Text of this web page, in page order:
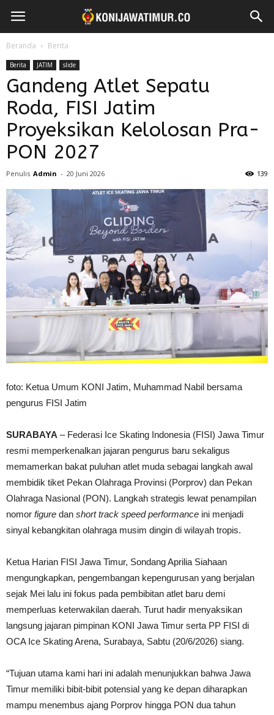
Beranda Berita
Berita JATIM slide
Gandeng Atlet Sepatu
Roda, FISI Jatim
Proyeksikan Kelolosan Pra-
PON 2027
Penulis Admin - 20 Juni 2026 139
foto: Ketua Umum KONI Jatim, Muhammad Nabil bersama
pengurus FISI Jatim
SURABAYA – Federasi Ice Skating Indonesia (FISI) Jawa Timur
resmi memperkenalkan jajaran pengurus baru sekaligus
memamerkan bakat puluhan atlet muda sebagai langkah awal
membidik tiket Pekan Olahraga Provinsi (Porprov) dan Pekan
Olahraga Nasional (PON). Langkah strategis lewat penampilan
nomor figure dan short track speed performance ini menjadi
sinyal kebangkitan olahraga musim dingin di wilayah tropis.
Ketua Harian FISI Jawa Timur, Sondang Aprilia Siahaan
mengungkapkan, pengembangan kepengurusan yang berjalan
sejak Mei lalu ini fokus pada pembibitan atlet baru demi
memperluas keterwakilan daerah. Turut hadir menyaksikan
langsung jajaran pimpinan KONI Jawa Timur serta PP FISI di
OCA Ice Skating Arena, Surabaya, Sabtu (20/6/2026) siang.
“Tujuan utama kami hari ini adalah menunjukkan bahwa Jawa
Timur memiliki bibit-bibit potensial yang ke depan diharapkan
mampu menembus ajang Porprov hingga PON dua tahun